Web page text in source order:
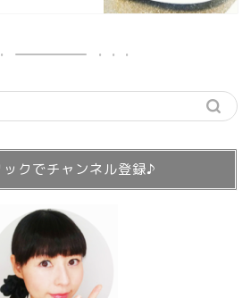
ックでチャンネル登録♪